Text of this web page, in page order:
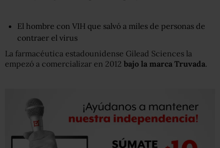
El hombre con VIH que salvó a miles de personas de
contraer el virus
La farmacéutica estadounidense Gilead Sciences la
empezó a comercializar en 2012 bajo la marca Truvada.